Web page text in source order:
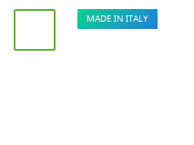
MADE IN ITALY